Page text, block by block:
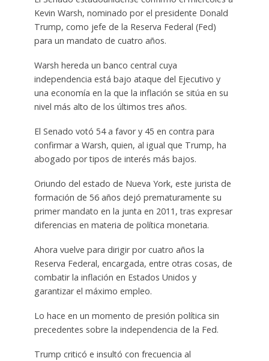
Kevin Warsh, nominado por el presidente Donald
Trump, como jefe de la Reserva Federal (Fed)
para un mandato de cuatro años.
Warsh hereda un banco central cuya
independencia está bajo ataque del Ejecutivo y
una economía en la que la inflación se sitúa en su
nivel más alto de los últimos tres años.
El Senado votó 54 a favor y 45 en contra para
confirmar a Warsh, quien, al igual que Trump, ha
abogado por tipos de interés más bajos.
Oriundo del estado de Nueva York, este jurista de
formación de 56 años dejó prematuramente su
primer mandato en la junta en 2011, tras expresar
diferencias en materia de política monetaria.
Ahora vuelve para dirigir por cuatro años la
Reserva Federal, encargada, entre otras cosas, de
combatir la inflación en Estados Unidos y
garantizar el máximo empleo.
Lo hace en un momento de presión política sin
precedentes sobre la independencia de la Fed.
Trump criticó e insultó con frecuencia al